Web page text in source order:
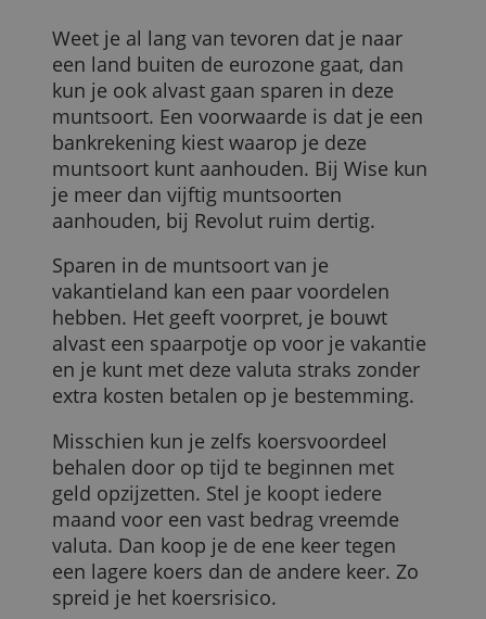
aanvragen van een pasje betaal je bij
Wise eenmalig een laag bedrag.
Je betaalt bij deze onlinebanken geen
vast bedrag voor een transactie in het
buitenland. Contant geld pinnen is tot
200 euro per maand gratis bij deze beide
prijsvechters.
Sparen in een vreemde munt
Weet je al lang van tevoren dat je naar
een land buiten de eurozone gaat, dan
kun je ook alvast gaan sparen in deze
muntsoort. Een voorwaarde is dat je een
bankrekening kiest waarop je deze
muntsoort kunt aanhouden. Bij Wise kun
je meer dan vijftig muntsoorten
aanhouden, bij Revolut ruim dertig.